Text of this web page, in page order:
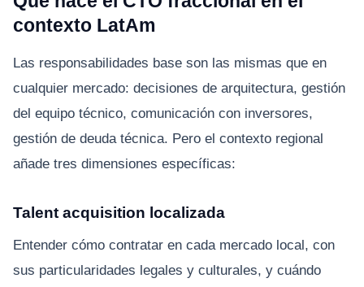
contexto LatAm
Las responsabilidades base son las mismas que en
cualquier mercado: decisiones de arquitectura, gestión
del equipo técnico, comunicación con inversores,
gestión de deuda técnica. Pero el contexto regional
añade tres dimensiones específicas:
Talent acquisition localizada
Entender cómo contratar en cada mercado local, con
sus particularidades legales y culturales, y cuándo